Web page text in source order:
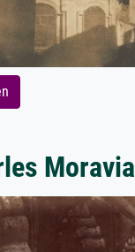
Moravia